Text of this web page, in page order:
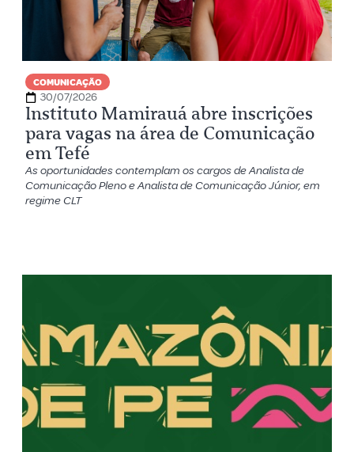
COMUNICAÇÃO
30/07/2026
Instituto Mamirauá abre inscrições
para vagas na área de Comunicação
em Tefé
As oportunidades contemplam os cargos de Analista de
Comunicação Pleno e Analista de Comunicação Júnior, em
regime CLT